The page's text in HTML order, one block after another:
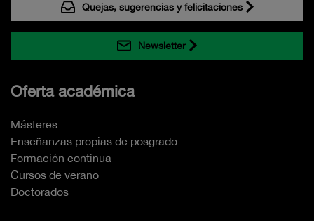
Quejas, sugerencias y felicitaciones
Newsletter
Oferta académica
Másteres
Enseñanzas propias de posgrado
Formación continua
Cursos de verano
Doctorados